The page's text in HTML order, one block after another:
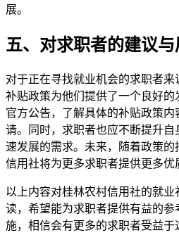
展。
五、对求职者的建议与
对于正在寻找就业机会的求职者
补贴政策为他们提供了一个良好
官方公告，了解具体的补贴政策
请。同时，求职者也应不断提升
速发展的需求。未来，随着政策
信用社将为更多求职者提供更多优
以上内容对桂林农村信用社的就
读，希望能为求职者提供有益的
施，相信会有更多的求职者受益